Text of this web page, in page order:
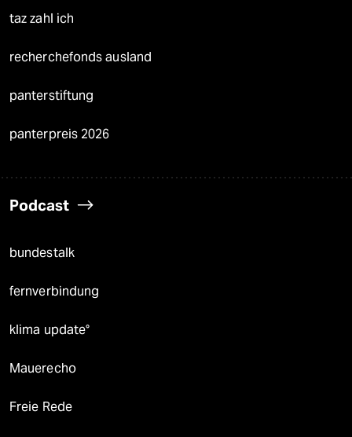
taz zahl ich
recherchefonds ausland
panterstiftung
panterpreis 2026
Podcast
bundestalk
fernverbindung
klima update°
Mauerecho
Freie Rede